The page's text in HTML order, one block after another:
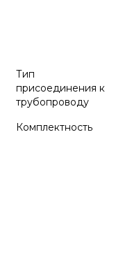
Тип
присоединения к
трубопроводу
Комплектность